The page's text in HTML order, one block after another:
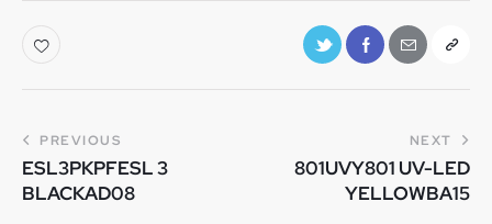
PREVIOUS
ESL3PKPFESL 3
BLACKAD08
NEXT
801UVY801 UV-LED
YELLOWBA15